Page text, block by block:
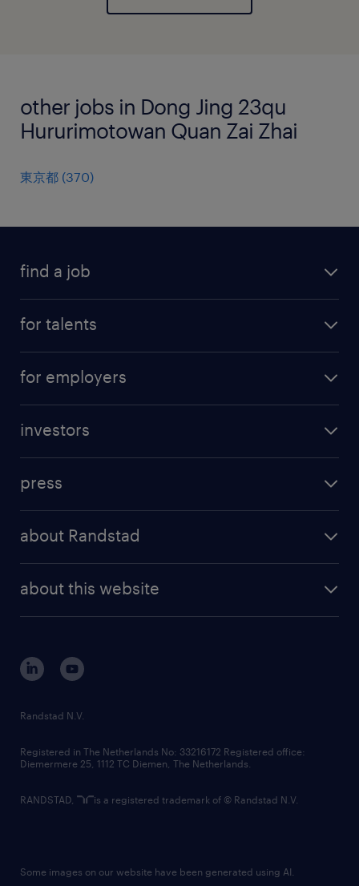
other jobs in Dong Jing 23qu
Hururimotowan Quan Zai Zhai
東京都 (370)
find a job
for talents
professional career
for employers
randstad professional
randstad digital
investors
results and reports
press
about Randstad
corporate governance
randstad innovation fund
country websites
about this website
Randstad N.V.
Registered in The Netherlands No: 33216172 Registered office:
Diemermere 25, 1112 TC Diemen, The Netherlands.
RANDSTAD, is a registered trademark of © Randstad N.V.
Some images on our website have been generated using AI.